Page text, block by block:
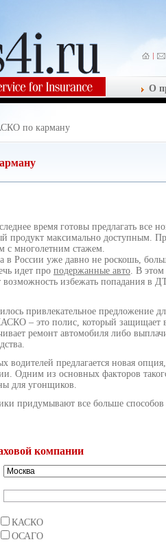
О
по карману
время готовы предлагать
продукт максимально доступным.
с многолетним стажем.
России уже давно не роскошь,
идет про подержанные авто. В этом
возможность избежать попадания в
привлекательное предложение
– это полис, который защищает
ремонт автомобиля либо
водителей предлагается новая
Одним из основных факторов
для угонщиков.
придумывают все больше
компании
КАСКО
ОСАГО